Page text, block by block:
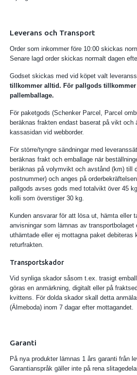
Leverans och Transport
Order som inkommer före 10:00 skickas
Senare lagd order skickas normalt dagen
Godset skickas med vid köpet valt
tillkommer alltid. För pallgods tillkommer
pallemballage.
För paketgods (Schenker Parcel, Parcel
beräknas frakten endast baserat på vikt och
kassasidan vid webborder.
För större/tyngre sändningar med
beräknas frakt och emballage när
beräknas på volymvikt och avstånd (km) till
postnummer) och anges på
pallgods avses gods med totalvikt över 45
kolli som överstiger 30 kg.
Kunden ansvarar för att lösa ut, hämta eller
anvisningar som lämnas av transportbolaget
uthämtade eller ej mottagna paket debiteras
returfrakten.
Transportskador
Vid synliga skador såsom t.ex. trasigt
göras en anmärkning, digitalt eller på
kvittens. För dolda skador skall detta
(Älmeboda) inom 7 dagar efter mottagandet.
Garanti
På nya produkter lämnas 1 års garanti från
Garantianspråk gäller inte på rena